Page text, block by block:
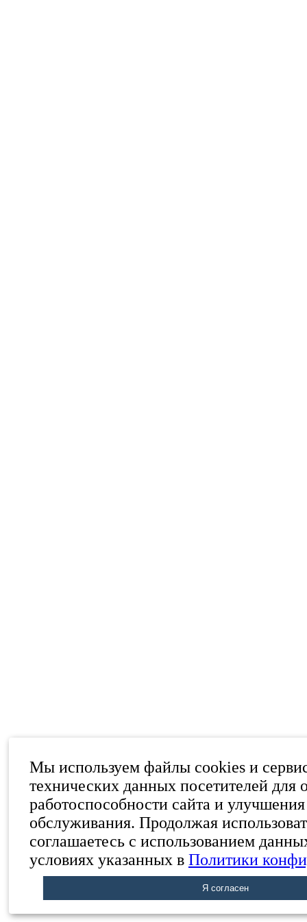
Мы используем файлы cookies и
технических данных посетителей для
работоспособности сайта и улучшения
обслуживания. Продолжая
соглашаетесь с использованием
условиях указанных в Политики
Я согласен